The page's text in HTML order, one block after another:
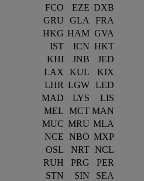
DXB
EZE
FCO
FRA
GLA
GRU
GVA
HAM
HKG
HKT
ICN
IST
JED
JNB
KHI
KIX
KUL
LAX
LED
LGW
LHR
LIS
LYS
MAD
MAN
MCT
MEL
MLA
MRU
MUC
MXP
NBO
NCE
NCL
NRT
OSL
PER
PRG
RUH
SEA
SIN
STN